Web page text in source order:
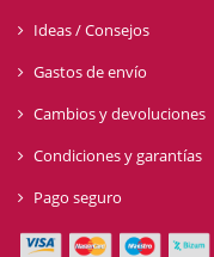
Ideas / Consejos
Gastos de envío
Cambios y devoluciones
Condiciones y garantías
Pago seguro